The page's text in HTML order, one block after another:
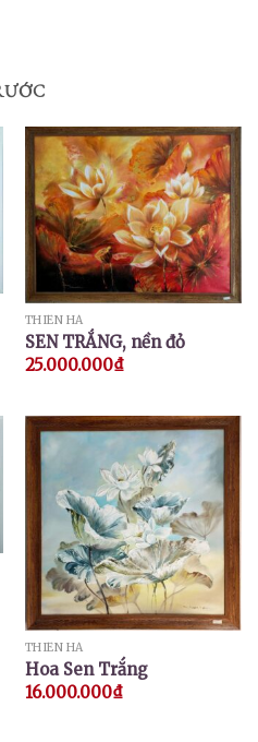
THIÊN HÀ
SEN TRẮNG, nền đỏ
25.000.000₫
THIÊN HÀ
Hoa Sen Trắng
16.000.000₫